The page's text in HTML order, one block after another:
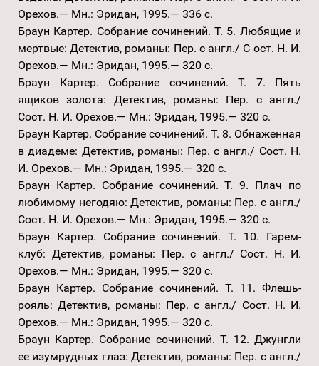
Орехов.— Мн.: Эридан, 1995.— 336 с.
Браун Картер. Собрание сочинений. Т. 5. Любящие и
мертвые: Детектив, романы: Пер. с англ./ С ост. Н. И.
Орехов.— Мн.: Эридан, 1995.— 320 с.
Браун Картер. Собрание сочинений. Т. 7. Пять
ящиков золота: Детектив, романы: Пер. с англ./
Сост. Н. И. Орехов.— Мн.: Эридан, 1995.— 320 с.
Браун Картер. Собрание сочинений. Т. 8. Обнаженная
в диадеме: Детектив, романы: Пер. с англ./ Сост. Н.
И. Орехов.— Мн.: Эридан, 1995.— 320 с.
Браун Картер. Собрание сочинений. Т. 9. Плач по
любимому негодяю: Детектив, романы: Пер. с англ./
Сост. Н. И. Орехов.— Мн.: Эридан, 1995.— 320 с.
Браун Картер. Собрание сочинений. Т. 10. Гарем-
клуб: Детектив, романы: Пер. с англ./ Сост. Н. И.
Орехов.— Мн.: Эридан, 1995.— 320 с.
Браун Картер. Собрание сочинений. Т. 11. Флешь-
рояль: Детектив, романы: Пер. с англ./ Сост. Н. И.
Орехов.— Мн.: Эридан, 1995.— 320 с.
Браун Картер. Собрание сочинений. Т. 12. Джунгли
ее изумрудных глаз: Детектив, романы: Пер. с англ./